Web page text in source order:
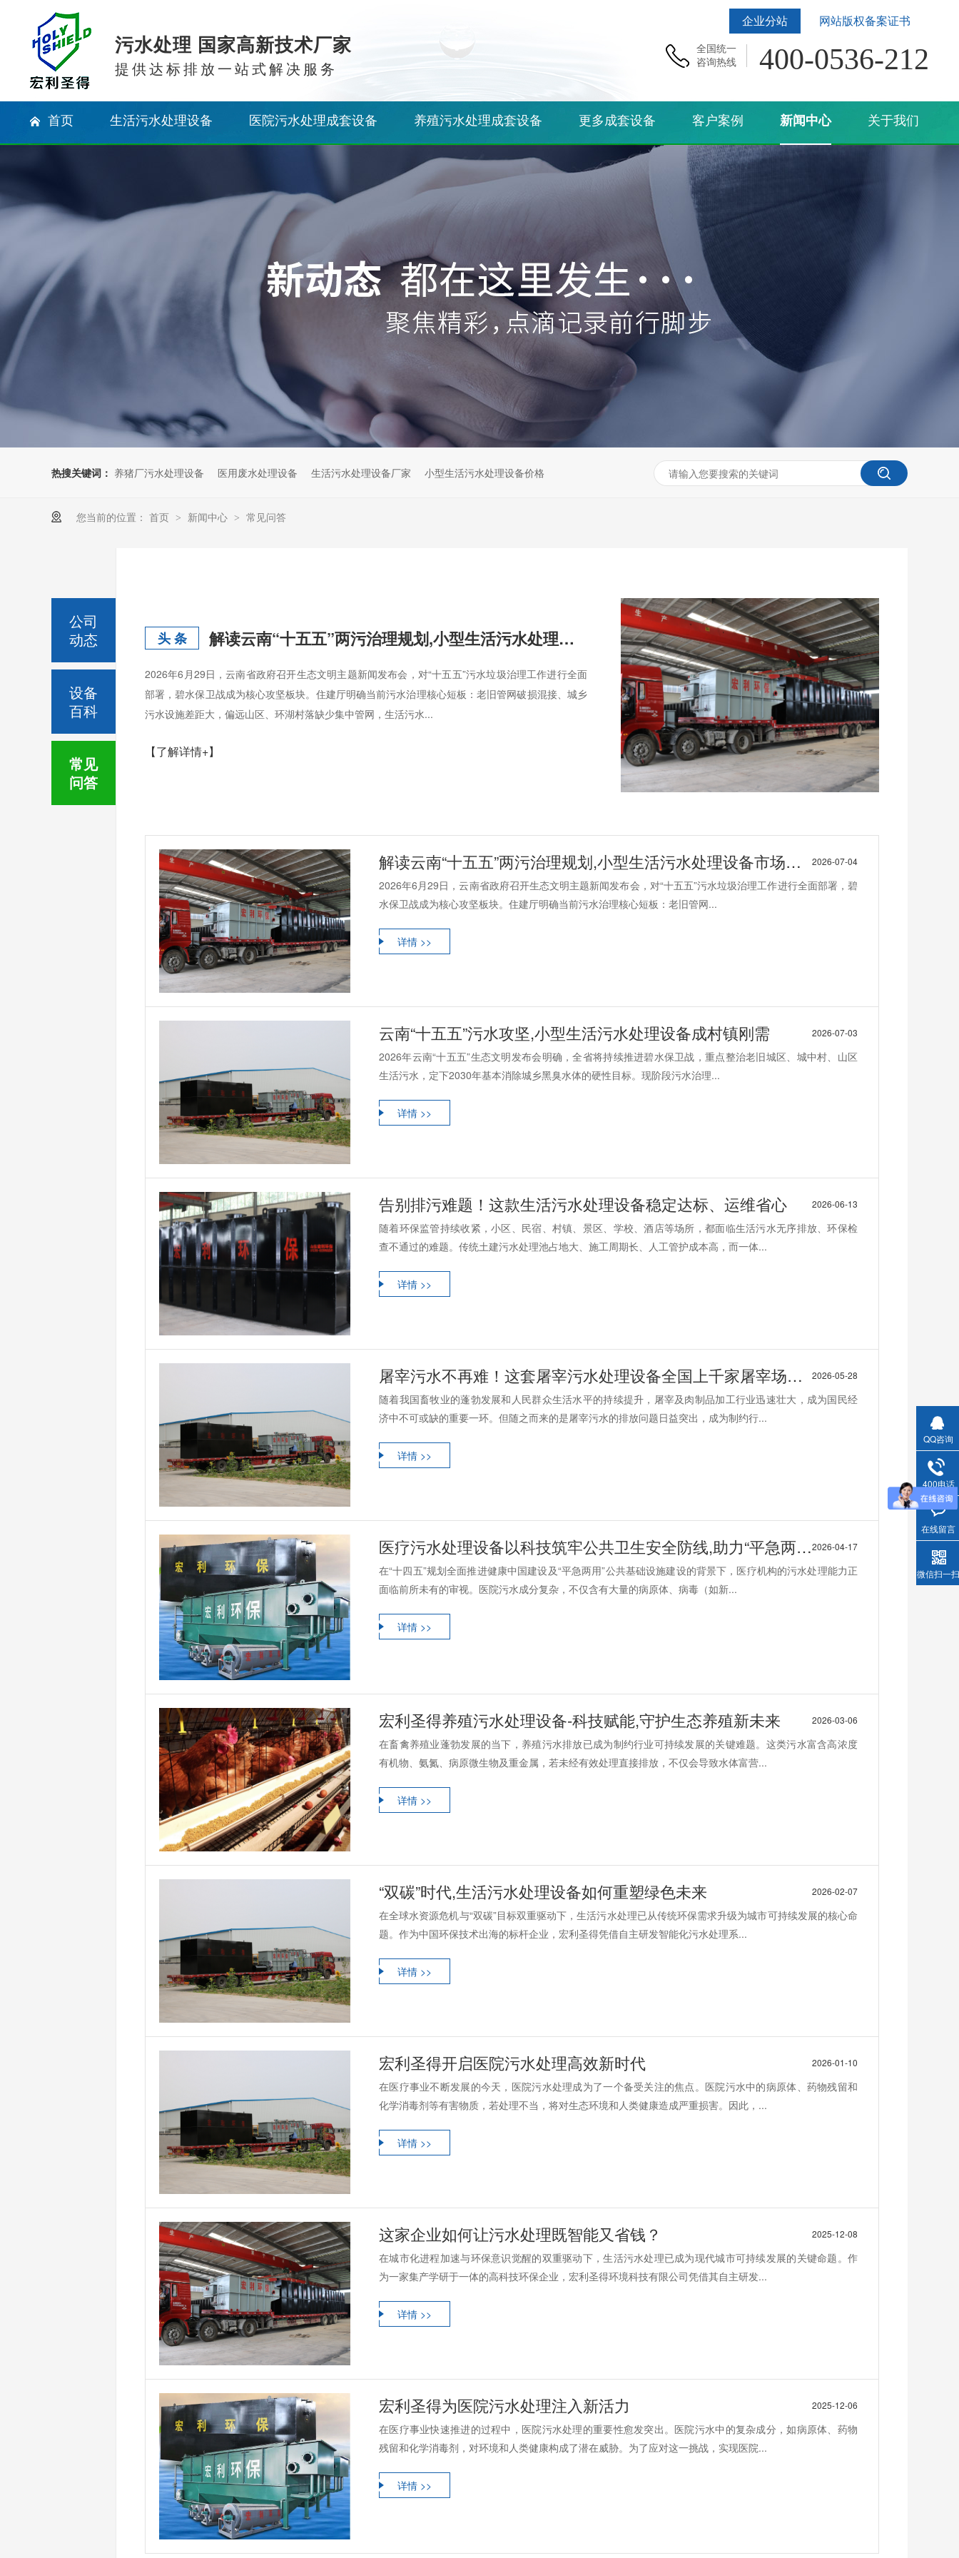
企业分站 网站版权备案证书
污水处理 国家高新技术厂家
提供达标排放一站式解决服务
全国统一
咨询热线
400-0536-212
首页 生活污水处理设备 医院污水处理成套设备 养殖污水处理成套设备 更多成套设备 客户案例 新闻中心 关于我们
热搜关键词： 养猪厂污水处理设备 医用废水处理设备 生活污水处理设备厂家 小型生活污水处理设备价格
您当前的位置： 首页 > 新闻中心 > 常见问答
头 条 解读云南“十五五”两污治理规划,小型生活污水处理设备市场机遇
2026年6月29日，云南省政府召开生态文明主题新闻发布会，对“十五五”污水垃圾治理工作进行全面
部署，碧水保卫战成为核心攻坚板块。住建厅明确当前污水治理核心短板：老旧管网破损混接、城乡
污水设施差距大，偏远山区、环湖村落缺少集中管网，生活污水...
【了解详情+】
2026-07-04
解读云南“十五五”两污治理规划,小型生活污水处理设备市场机遇
2026年6月29日，云南省政府召开生态文明主题新闻发布会，对“十五五”污水垃圾治理工作进行全面部署，碧
水保卫战成为核心攻坚板块。住建厅明确当前污水治理核心短板：老旧管网...
详情 >>
2026-07-03
云南“十五五”污水攻坚,小型生活污水处理设备成村镇刚需
2026年云南“十五五”生态文明发布会明确，全省将持续推进碧水保卫战，重点整治老旧城区、城中村、山区
生活污水，定下2030年基本消除城乡黑臭水体的硬性目标。现阶段污水治理...
详情 >>
2026-06-13
告别排污难题！这款生活污水处理设备稳定达标、运维省心
随着环保监管持续收紧，小区、民宿、村镇、景区、学校、酒店等场所，都面临生活污水无序排放、环保检
查不通过的难题。传统土建污水处理池占地大、施工周期长、人工管护成本高，而一体...
详情 >>
2026-05-28
屠宰污水不再难！这套屠宰污水处理设备全国上千家屠宰场都在用
随着我国畜牧业的蓬勃发展和人民群众生活水平的持续提升，屠宰及肉制品加工行业迅速壮大，成为国民经
济中不可或缺的重要一环。但随之而来的是屠宰污水的排放问题日益突出，成为制约行...
详情 >>
2026-04-17
医疗污水处理设备以科技筑牢公共卫生安全防线,助力“平急两用”医疗体系建设
在“十四五”规划全面推进健康中国建设及“平急两用”公共基础设施建设的背景下，医疗机构的污水处理能力正
面临前所未有的审视。医院污水成分复杂，不仅含有大量的病原体、病毒（如新...
详情 >>
2026-03-06
宏利圣得养殖污水处理设备-科技赋能,守护生态养殖新未来
在畜禽养殖业蓬勃发展的当下，养殖污水排放已成为制约行业可持续发展的关键难题。这类污水富含高浓度
有机物、氨氮、病原微生物及重金属，若未经有效处理直接排放，不仅会导致水体富营...
详情 >>
2026-02-07
“双碳”时代,生活污水处理设备如何重塑绿色未来
在全球水资源危机与“双碳”目标双重驱动下，生活污水处理已从传统环保需求升级为城市可持续发展的核心命
题。作为中国环保技术出海的标杆企业，宏利圣得凭借自主研发智能化污水处理系...
详情 >>
2026-01-10
宏利圣得开启医院污水处理高效新时代
在医疗事业不断发展的今天，医院污水处理成为了一个备受关注的焦点。医院污水中的病原体、药物残留和
化学消毒剂等有害物质，若处理不当，将对生态环境和人类健康造成严重损害。因此，...
详情 >>
2025-12-08
这家企业如何让污水处理既智能又省钱？
在城市化进程加速与环保意识觉醒的双重驱动下，生活污水处理已成为现代城市可持续发展的关键命题。作
为一家集产学研于一体的高科技环保企业，宏利圣得环境科技有限公司凭借其自主研发...
详情 >>
2025-12-06
宏利圣得为医院污水处理注入新活力
在医疗事业快速推进的过程中，医院污水处理的重要性愈发突出。医院污水中的复杂成分，如病原体、药物
残留和化学消毒剂，对环境和人类健康构成了潜在威胁。为了应对这一挑战，实现医院...
详情 >>
公司
动态
设备
百科
常见
问答
QQ咨询
400电话
在线留言
微信扫一扫